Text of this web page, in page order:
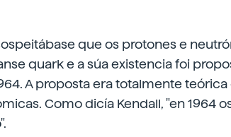
que os protones e
quark e a súa existencia foi
A proposta era totalmente
Como dicía Kendall, "en 1964